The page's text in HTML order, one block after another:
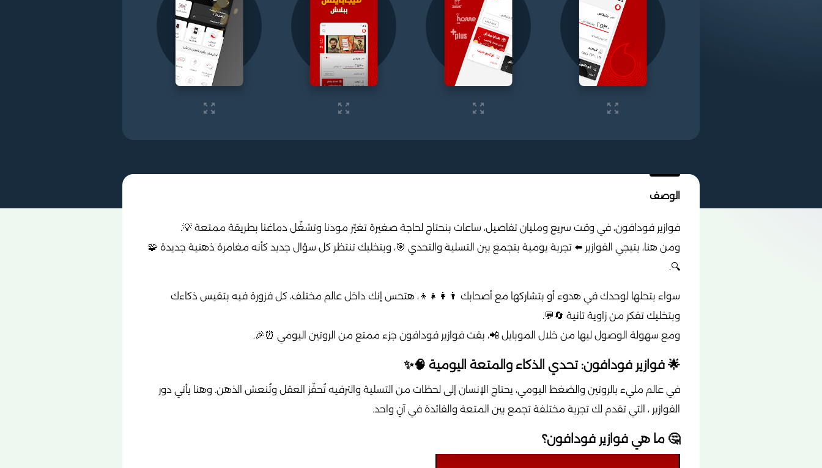
الوصف
فوازير فودافون، في وقت سريع ومليان تفاصيل، ساعات بنحتاج لحاجة صغيرة تغيّر مودنا وتشغّل دماغنا بطريقة ممتعة 💡.
ومن هنا، بتيجي الفوازير ⬅️ تجربة يومية بتجمع بين التسلية والتحدي 🎯، وبتخليك تنتظر كل سؤال جديد كأنه مغامرة ذهنية جديدة 🧩
🔍.
سواء بتحلها لوحدك في هدوء أو بتشاركها مع أصحابك 👨‍👩‍👧‍👦، هتحس إنك داخل عالم مختلف، كل فزورة فيه بتقيس ذكاءك
وبتخليك تفكر من زاوية تانية 🔄💬.
ومع سهولة الوصول ليها من خلال الموبايل 📲، بقت فوازير فودافون جزء ممتع من الروتين اليومي ⏰🎉.
🌟 فوازير فودافون: تحدي الذكاء والمتعة اليومية 🧠✨
في عالم مليء بالروتين والضغط اليومي، يحتاج الإنسان إلى لحظات من التسلية والترفيه تُحفّز العقل وتُنعش الذهن. وهنا يأتي دور
الفوازير ، التي تقدم لك تجربة مختلفة تجمع بين المتعة والفائدة في آنٍ واحد.
🤔 ما هي فوازير فودافون؟